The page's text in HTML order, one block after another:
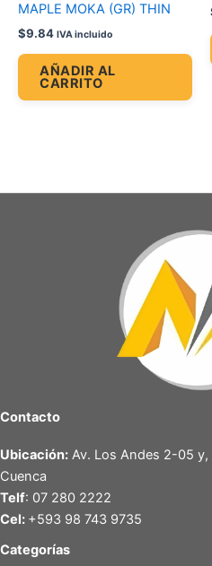
MAPLE MOKA (GR) THIN
$9.84 IVA incluido
AÑADIR AL
CARRITO
Contacto
Ubicación: Av. Los Andes 2-05 y,
Cuenca
Telf: 07 280 2222
Cel: +593 98 743 9735
Categorías